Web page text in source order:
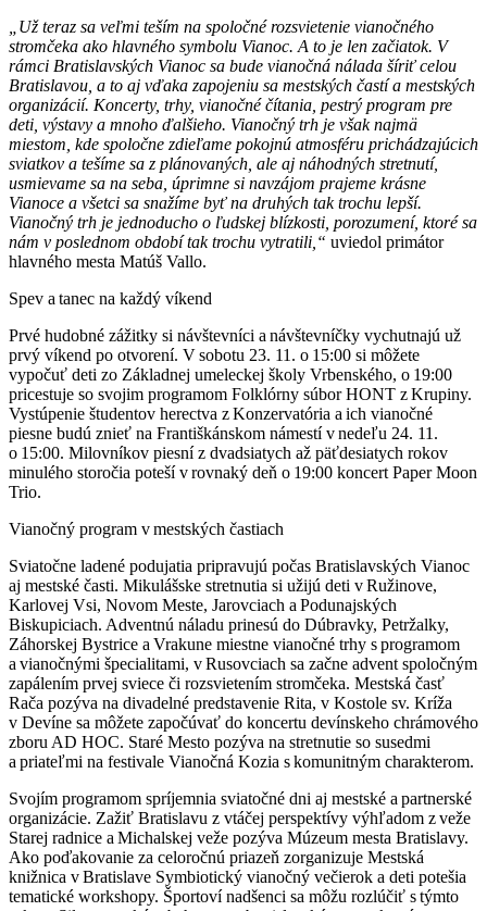
„Už teraz sa veľmi teším na spoločné rozsvietenie vianočného
stromčeka ako hlavného symbolu Vianoc. A to je len začiatok. V
rámci Bratislavských Vianoc sa bude vianočná nálada šíriť celou
Bratislavou, a to aj vďaka zapojeniu sa mestských častí a mestských
organizácií. Koncerty, trhy, vianočné čítania, pestrý program pre
deti, výstavy a mnoho ďalšieho. Vianočný trh je však najmä
miestom, kde spoločne zdieľame pokojnú atmosféru prichádzajúcich
sviatkov a tešíme sa z plánovaných, ale aj náhodných stretnutí,
usmievame sa na seba, úprimne si navzájom prajeme krásne
Vianoce a všetci sa snažíme byť na druhých tak trochu lepší.
Vianočný trh je jednoducho o ľudskej blízkosti, porozumení, ktoré sa
nám v poslednom období tak trochu vytratili,“ uviedol primátor
hlavného mesta Matúš Vallo.
Spev a tanec na každý víkend
Prvé hudobné zážitky si návštevníci a návštevníčky vychutnajú už
prvý víkend po otvorení. V sobotu 23. 11. o 15:00 si môžete
vypočuť deti zo Základnej umeleckej školy Vrbenského, o 19:00
pricestuje so svojim programom Folklórny súbor HONT z Krupiny.
Vystúpenie študentov herectva z Konzervatória a ich vianočné
piesne budú znieť na Františkánskom námestí v nedeľu 24. 11.
o 15:00. Milovníkov piesní z dvadsiatych až päťdesiatych rokov
minulého storočia poteší v rovnaký deň o 19:00 koncert Paper Moon
Trio.
Vianočný program v mestských častiach
Sviatočne ladené podujatia pripravujú počas Bratislavských Vianoc
aj mestské časti. Mikulášske stretnutia si užijú deti v Ružinove,
Karlovej Vsi, Novom Meste, Jarovciach a Podunajských
Biskupiciach. Adventnú náladu prinesú do Dúbravky, Petržalky,
Záhorskej Bystrice a Vrakune miestne vianočné trhy s programom
a vianočnými špecialitami, v Rusovciach sa začne advent spoločným
zapálením prvej sviece či rozsvietením stromčeka. Mestská časť
Rača pozýva na divadelné predstavenie Rita, v Kostole sv. Kríža
v Devíne sa môžete započúvať do koncertu devínskeho chrámového
zboru AD HOC. Staré Mesto pozýva na stretnutie so susedmi
a priateľmi na festivale Vianočná Kozia s komunitným charakterom.
Svojím programom spríjemnia sviatočné dni aj mestské a partnerské
organizácie. Zažiť Bratislavu z vtáčej perspektívy výhľadom z veže
Starej radnice a Michalskej veže pozýva Múzeum mesta Bratislavy.
Ako poďakovanie za celoročnú priazeň zorganizuje Mestská
knižnica v Bratislave Symbiotický vianočný večierok a deti potešia
tematické workshopy. Športoví nadšenci sa môžu rozlúčiť s týmto